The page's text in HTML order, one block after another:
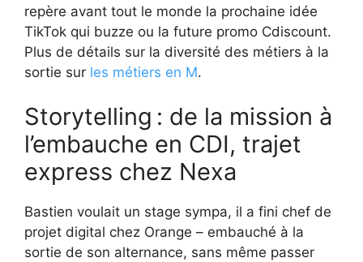
repère avant tout le monde la prochaine idée
TikTok qui buzze ou la future promo Cdiscount.
Plus de détails sur la diversité des métiers à la
sortie sur les métiers en M.
Storytelling : de la mission à
l’embauche en CDI, trajet
express chez Nexa
Bastien voulait un stage sympa, il a fini chef de
projet digital chez Orange – embauché à la
sortie de son alternance, sans même passer